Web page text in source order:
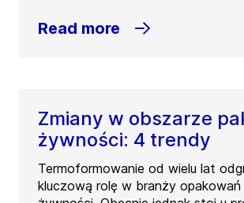
Read more
Zmiany w obszarze
żywności: 4 trendy
Termoformowanie od wielu lat
kluczową rolę w branży